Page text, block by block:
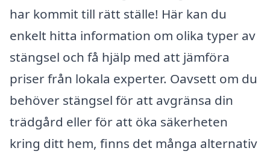
har kommit till rätt ställe! Här kan du
enkelt hitta information om olika typer av
stängsel och få hjälp med att jämföra
priser från lokala experter. Oavsett om du
behöver stängsel för att avgränsa din
trädgård eller för att öka säkerheten
kring ditt hem, finns det många alternativ